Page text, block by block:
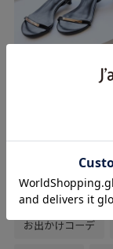
春コーデ 初夏
お出かけコーデ